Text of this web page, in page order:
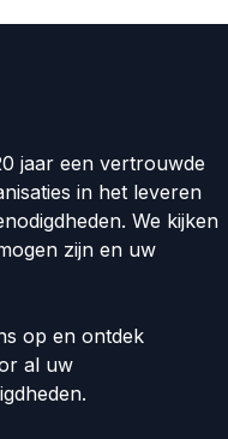
jaar een vertrouwde
in het leveren
We kijken
zijn en uw
op en ontdek
al uw